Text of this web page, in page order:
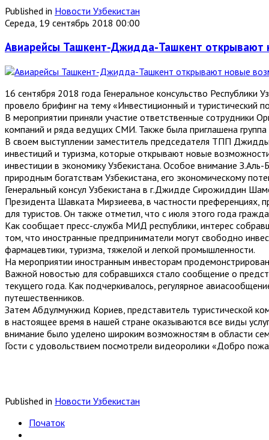
Published in Новости Узбекистан
Середа, 19 сентябрь 2018 00:00
Авиарейсы Ташкент-Джидда-Ташкент открывают
16 сентября 2018 года Генеральное консульство
провело брифинг на тему «Инвестиционный и туристический
В мероприятии приняли участие ответственные сотрудники
компаний и ряда ведущих СМИ. Также была приглашена
В своем выступлении заместитель председателя ТПП
инвестиций и туризма, которые открывают новые
инвестиции в экономику Узбекистана. Особое внимание
природным богатствам Узбекистана, его экономическому
Генеральный консул Узбекистана в г.Джидде Сирожиддин
Президента Шавката Мирзиеева, в частности преференциях,
для туристов. Он также отметил, что с июля этого года
Как сообщает пресс-служба МИД республики, интерес
том, что иностранные предприниматели могут свободно
фармацевтики, туризма, тяжелой и легкой промышленности.
На мероприятии иностранным инвесторам
Важной новостью для собравшихся стало сообщение о
текущего года. Как подчеркивалось, регулярное
путешественников.
Затем Абдулмунжид Кориев, представитель туристической
в настоящее время в нашей стране оказываются все виды
внимание было уделено широким возможностям в области
Гости с удовольствием посмотрели видеоролики «Добро
Published in Новости Узбекистан
Початок